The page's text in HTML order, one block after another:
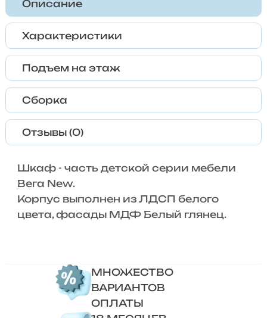
Описание
Характеристики
Подъем на этаж
Сборка
Отзывы (0)
Шкаф - часть детской серии мебели
Вега New.
Корпус выполнен из ЛДСП белого
цвета, фасады МДФ Белый глянец.
МНОЖЕСТВО
ВАРИАНТОВ
ОПЛАТЫ